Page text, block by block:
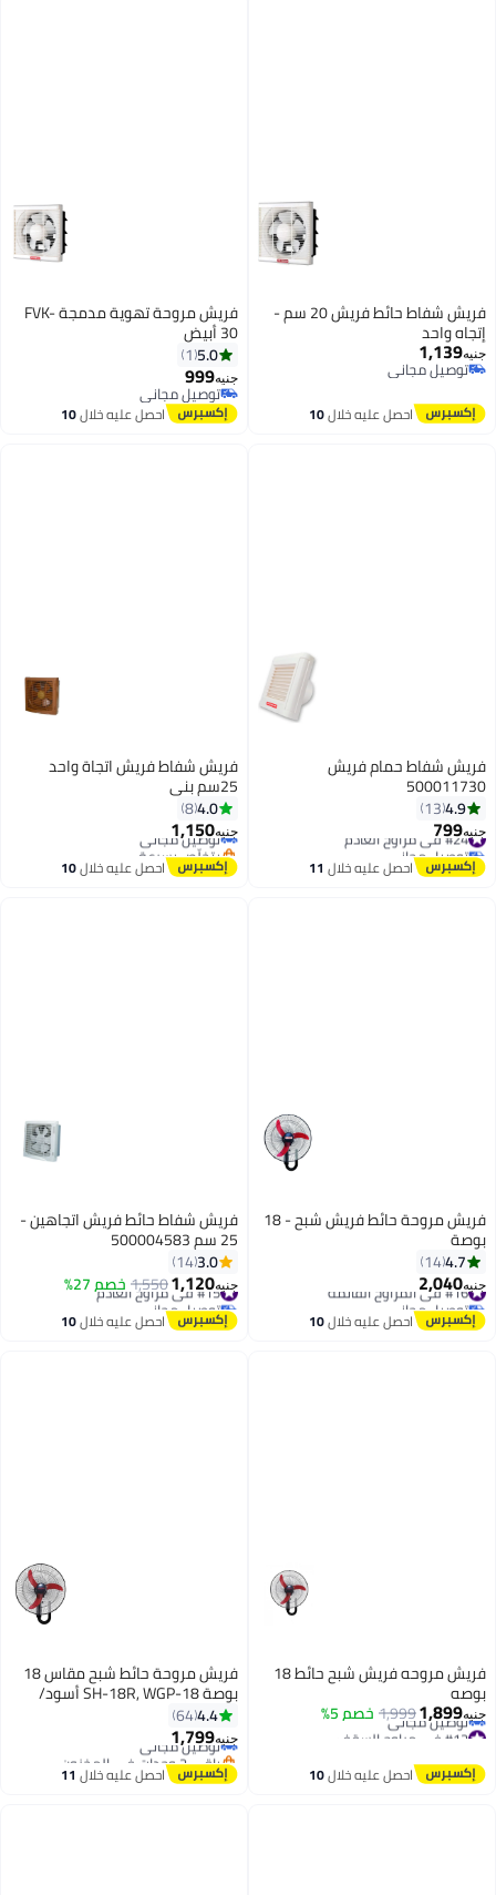
فريش شفاط حائط فريش 20 سم -
إتجاه واحد
جنيه1,139
توصيل مجاني
احصل عليه خلال10
فريش مروحة تهوية مدمجة FVK-
30 أبيض
5.0
1
جنيه999
توصيل مجاني
توصيل مجانياحصل عليه خلال10
فريش شفاط حمام فريش
500011730
4.9
13
جنيه799
#24 في مراوح العادم
توصيل مجاني
#24 في مراوح العادم احصل عليه خلال 11
فريش شفاط فريش اتجاة واحد
25سم بني
4.0
8
جنيه1,150
توصيل مجاني
بتخلّص بسرعة
توصيل مجانياحصل عليه خلال10
فريش مروحة حائط فريش شبح - 18
بوصة
4.7
14
جنيه2,040
#16 في المراوح القائمة
توصيل مجاني
#16 في المراوح القائمة احصل عليه خلال10
فريش شفاط حائط فريش اتجاهين -
25 سم 500004583
3.0
14
جنيه1,120
1,550خصم 27% #15 في مراوح العادم
توصيل مجاني
#15 في مراوح العادم احصل عليه خلال10
فريش مروحه فريش شبح حائط 18
بوصه
جنيه1,899
1,999خصم 5%
#12 في مراوح السقف
أقل سعر في 30 يوم
توصيل مجاني
#12 في مراوح السقف احصل عليه خلال10
فريش مروحة حائط شبح مقاس 18
بوصة SH-18R, WGP-18 أسود/
أحمر4.4
64
جنيه1,799
#27 في المراوح القائمة
أقل سعر في 30 يوم
توصيل مجاني
باقي 2 وحدات في المخزون
#27 في المراوح القائمة احصل عليه خلال 11